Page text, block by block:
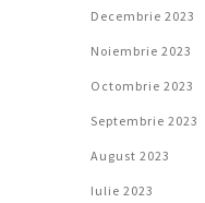
Decembrie 2023
Noiembrie 2023
Octombrie 2023
Septembrie 2023
August 2023
Iulie 2023